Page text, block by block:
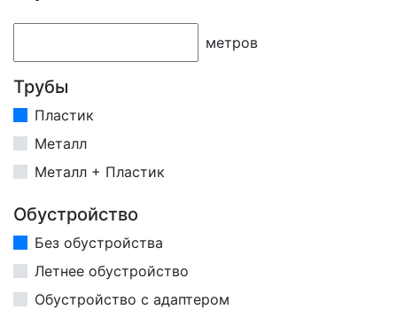
метров
Трубы
Пластик
Металл
Металл + Пластик
Обустройство
Без обустройства
Летнее обустройство
Обустройство с адаптером